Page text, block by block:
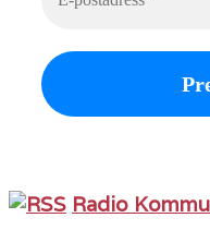
Radio